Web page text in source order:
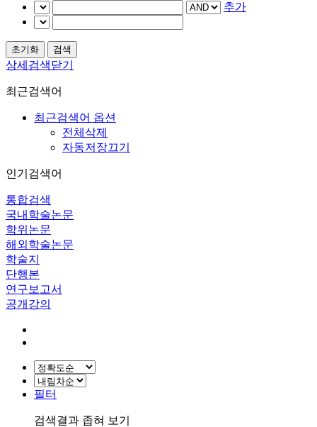
추가
상세검색닫기
최근검색어
최근검색어 옵션
전체삭제
자동저장끄기
인기검색어
통합검색
국내학술논문
학위논문
해외학술논문
학술지
단행본
연구보고서
공개강의
필터
검색결과 좁혀 보기